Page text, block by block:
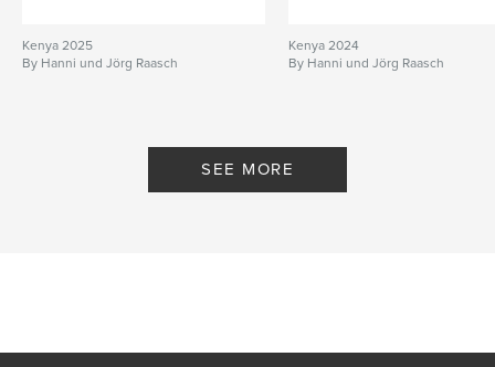
Kenya 2025
By Hanni und Jörg Raasch
Kenya 2024
By Hanni und Jörg Raasch
SEE MORE